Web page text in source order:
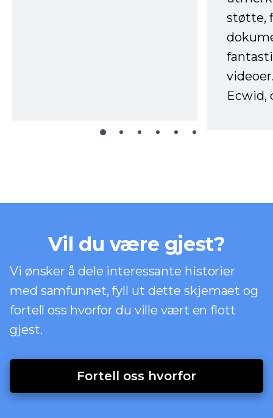
støtte,
Ecwid,
Vil du være gjest?
Vi ønsker å dele interessante historier
med samfunnet, fyll ut dette skjemaet og
fortell oss hvorfor du ville vært en flott
gjest.
Fortell oss hvorfor